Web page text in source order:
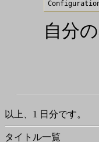
自分
以上、1 日分です。
タイトル一覧